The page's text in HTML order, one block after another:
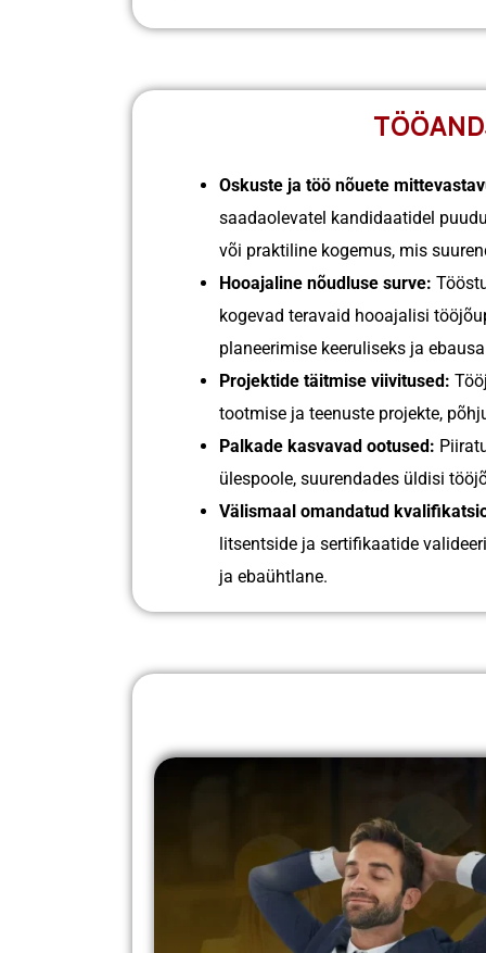
Oskuste ja töö nõuete
saadaolevatel kandidaatidel
või praktiline kogemus, mis
Hooajaline nõudluse surve:
kogevad teravaid hooajalisi
planeerimise keeruliseks ja
Projektide täitmise viivitused:
tootmise ja teenuste projekte,
Palkade kasvavad ootused:
ülespoole, suurendades üldisi
Välismaal omandatud
litsentside ja sertifikaatide
ja ebaühtlane.